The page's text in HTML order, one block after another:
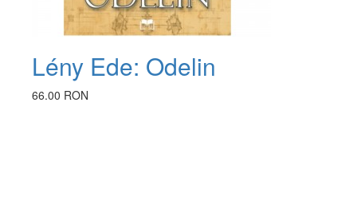
Lény Ede: Odelin
66.00 RON